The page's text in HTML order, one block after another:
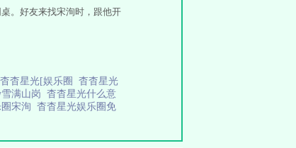
。好友来找宋洵时，跟他开
杳杳星光[娱乐圈 杳杳星光
满山岗 杳杳星光什么意
宋洵 杳杳星光娱乐圈免